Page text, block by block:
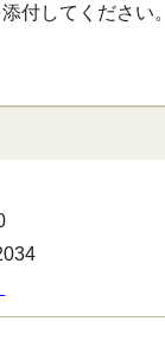
付してください。